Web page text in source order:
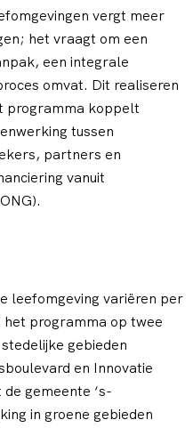
vergt meer
het vraagt om een
een integrale
omvat. Dit realiseren
programma koppelt
tussen
partners en
vanuit
leefomgeving variëren per
programma op twee
gebieden
en Innovatie
gemeente ‘s-
in groene gebieden